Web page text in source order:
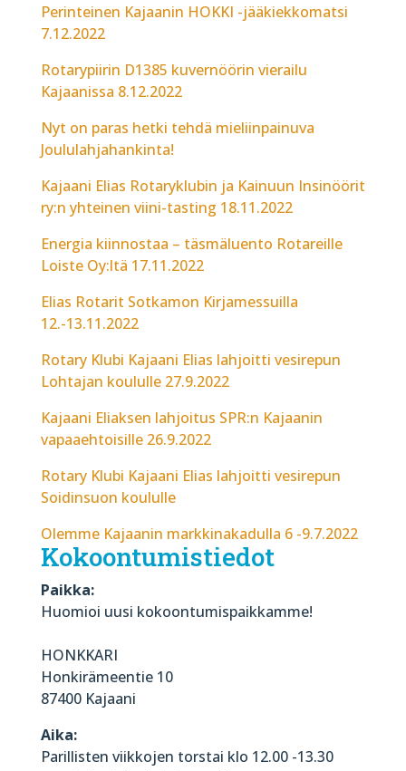
Perinteinen Kajaanin HOKKI -jääkiekkomatsi
7.12.2022
Rotarypiirin D1385 kuvernöörin vierailu
Kajaanissa 8.12.2022
Nyt on paras hetki tehdä mieliinpainuva
Joululahjahankinta!
Kajaani Elias Rotaryklubin ja Kainuun Insinöörit
ry:n yhteinen viini-tasting 18.11.2022
Energia kiinnostaa – täsmäluento Rotareille
Loiste Oy:ltä 17.11.2022
Elias Rotarit Sotkamon Kirjamessuilla
12.-13.11.2022
Rotary Klubi Kajaani Elias lahjoitti vesirepun
Lohtajan koululle 27.9.2022
Kajaani Eliaksen lahjoitus SPR:n Kajaanin
vapaaehtoisille 26.9.2022
Rotary Klubi Kajaani Elias lahjoitti vesirepun
Soidinsuon koululle
Olemme Kajaanin markkinakadulla 6 -9.7.2022
Kokoontumistiedot
Paikka:
Huomioi uusi kokoontumispaikkamme!
HONKKARI
Honkirämeentie 10
87400 Kajaani
Aika:
Parillisten viikkojen torstai klo 12.00 -13.30